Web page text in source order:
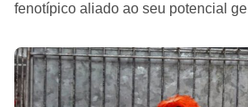
fenotípico aliado ao seu potencial